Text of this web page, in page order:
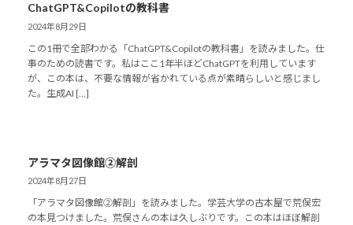
ChatGPT&Copilotの教科書
2024年8月29日
この1冊で全部わかる「ChatGPT&Copilotの教科書」を読みました。仕
事のための読書です。私はここ1年半ほどChatGPTを利用しています
が、この本は、不要な情報が省かれている点が素晴らしいと感じまし
た。生成AI […]
アラマタ図像館②解剖
2024年8月27日
「アラマタ図像館②解剖」を読みました。学芸大学の古本屋で荒俣宏
の本見つけました。荒俣さんの本は久しぶりです。この本はほぼ解剖